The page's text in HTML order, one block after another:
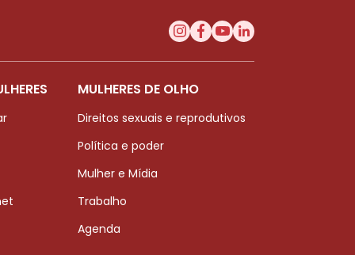
MULHERES DE OLHO
Direitos sexuais e reprodutivos
Política e poder
Mulher e Mídia
Trabalho
Agenda